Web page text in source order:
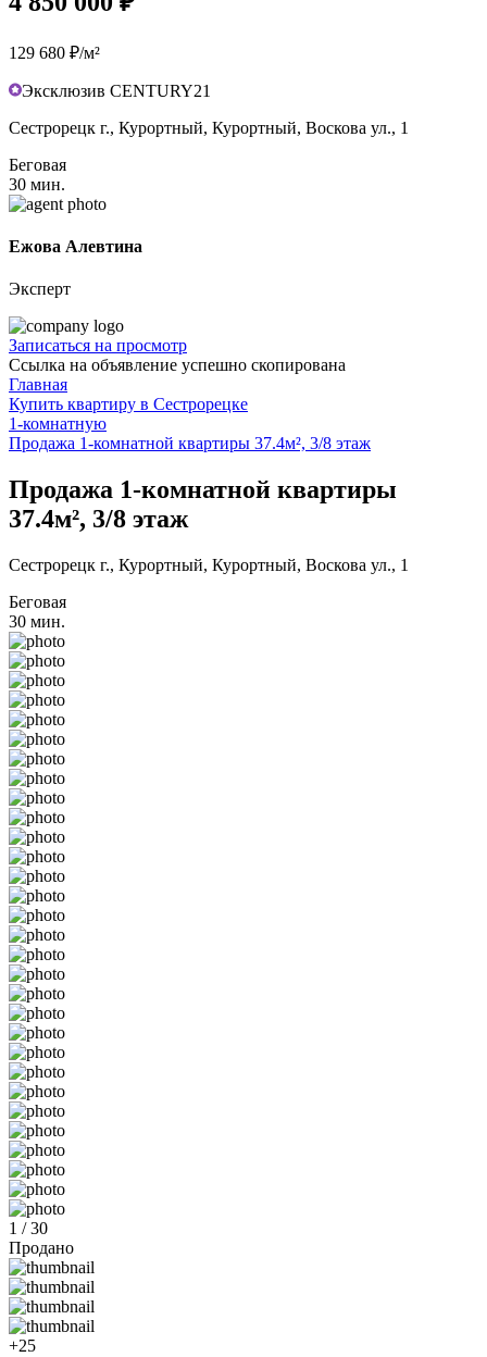
129 680 ₽/м²
Эксклюзив CENTURY21
Сестрорецк г., Курортный, Курортный, Воскова ул., 1
Беговая
30 мин.
Ежова Алевтина
Эксперт
Записаться на просмотр
Ссылка на объявление успешно скопирована
Главная
Купить квартиру в Сестрорецке
1-комнатную
Продажа 1-комнатной квартиры 37.4м², 3/8 этаж
Продажа 1-комнатной квартиры
37.4м², 3/8 этаж
Сестрорецк г., Курортный, Курортный, Воскова ул., 1
Беговая
30 мин.
1 / 30
Продано
+25